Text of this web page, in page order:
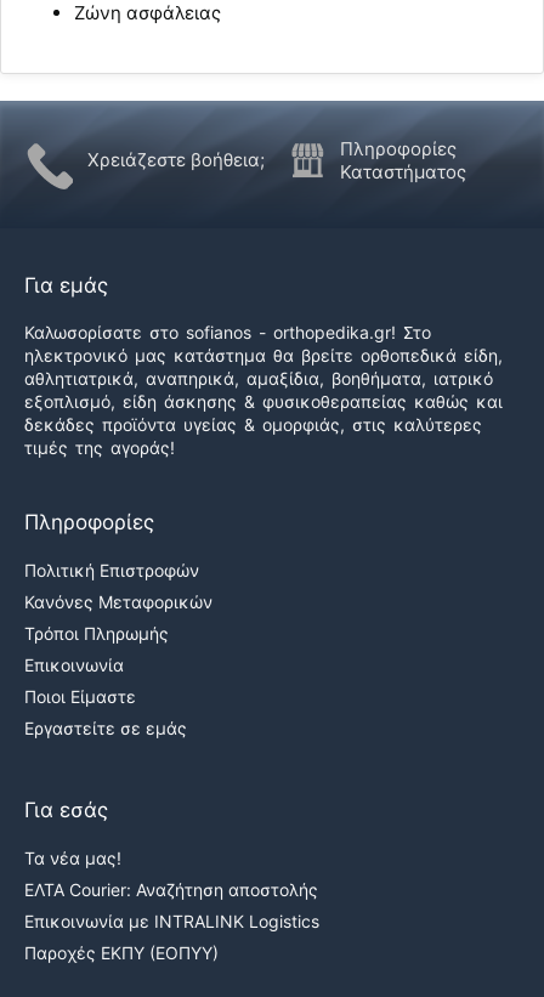
Ζώνη ασφάλειας
Χρειάζεστε βοήθεια;
Πληροφορίες
Καταστήματος
Για εμάς
Καλωσορίσατε στο sofianos - orthopedika.gr! Στο
ηλεκτρονικό μας κατάστημα θα βρείτε ορθοπεδικά είδη,
αθλητιατρικά, αναπηρικά, αμαξίδια, βοηθήματα, ιατρικό
εξοπλισμό, είδη άσκησης & φυσικοθεραπείας καθώς και
δεκάδες προϊόντα υγείας & ομορφιάς, στις καλύτερες
τιμές της αγοράς!
Πληροφορίες
Πολιτική Επιστροφών
Κανόνες Μεταφορικών
Τρόποι Πληρωμής
Επικοινωνία
Ποιοι Είμαστε
Εργαστείτε σε εμάς
Για εσάς
Τα νέα μας!
ΕΛΤΑ Courier: Αναζήτηση αποστολής
Επικοινωνία με INTRALINK Logistics
Παροχές ΕΚΠΥ (ΕΟΠΥΥ)